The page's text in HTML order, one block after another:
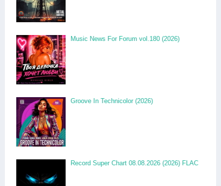
Music News For Forum vol.180 (2026)
Groove In Technicolor (2026)
Record Super Chart 08.08.2026 (2026) FLAC